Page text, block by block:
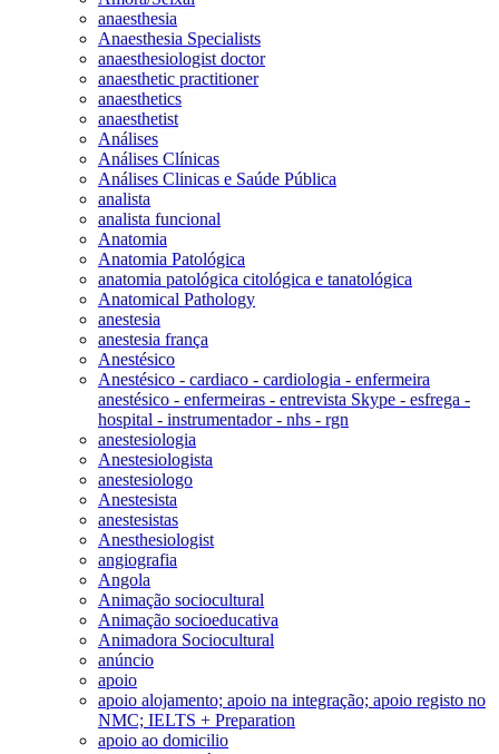
anaesthesia
Anaesthesia Specialists
anaesthesiologist doctor
anaesthetic practitioner
anaesthetics
anaesthetist
Análises
Análises Clínicas
Análises Clinicas e Saúde Pública
analista
analista funcional
Anatomia
Anatomia Patológica
anatomia patológica citológica e tanatológica
Anatomical Pathology
anestesia
anestesia frança
Anestésico
Anestésico - cardiaco - cardiologia - enfermeira
anestésico - enfermeiras - entrevista Skype - esfrega -
hospital - instrumentador - nhs - rgn
anestesiologia
Anestesiologista
anestesiologo
Anestesista
anestesistas
Anesthesiologist
angiografia
Angola
Animação sociocultural
Animação socioeducativa
Animadora Sociocultural
anúncio
apoio
apoio alojamento; apoio na integração; apoio registo no
NMC; IELTS + Preparation
apoio ao domicilio